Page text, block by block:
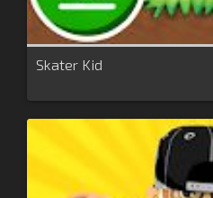
Skater Kid